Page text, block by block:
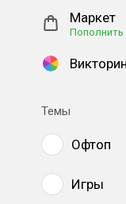
Маркет
Пополнить
Темы
Офтоп
Игры